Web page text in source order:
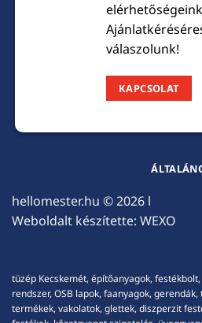
válaszolunk!
KAPCSOLAT
hellomester.hu © 2026 l
Weboldalt készítette: WEXO
tüzép Kecskemét, építőanyagok,
rendszer, OSB lapok, faanyagok,
termékek, vakolatok, glettek, diszperzit